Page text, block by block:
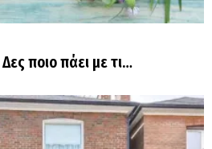
ποιο πάει με τι…